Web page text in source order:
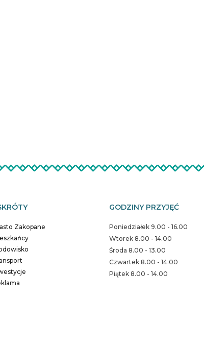
Zakopane
GODZINY PRZYJĘĆ
Poniedziałek 9.00 - 16.00
Wtorek 8.00 - 14.00
Środa 8.00 - 13.00
Czwartek 8.00 - 14.00
Piątek 8.00 - 14.00